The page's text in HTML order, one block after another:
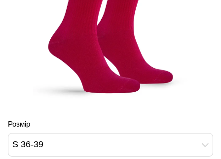
Розмір
S 36-39